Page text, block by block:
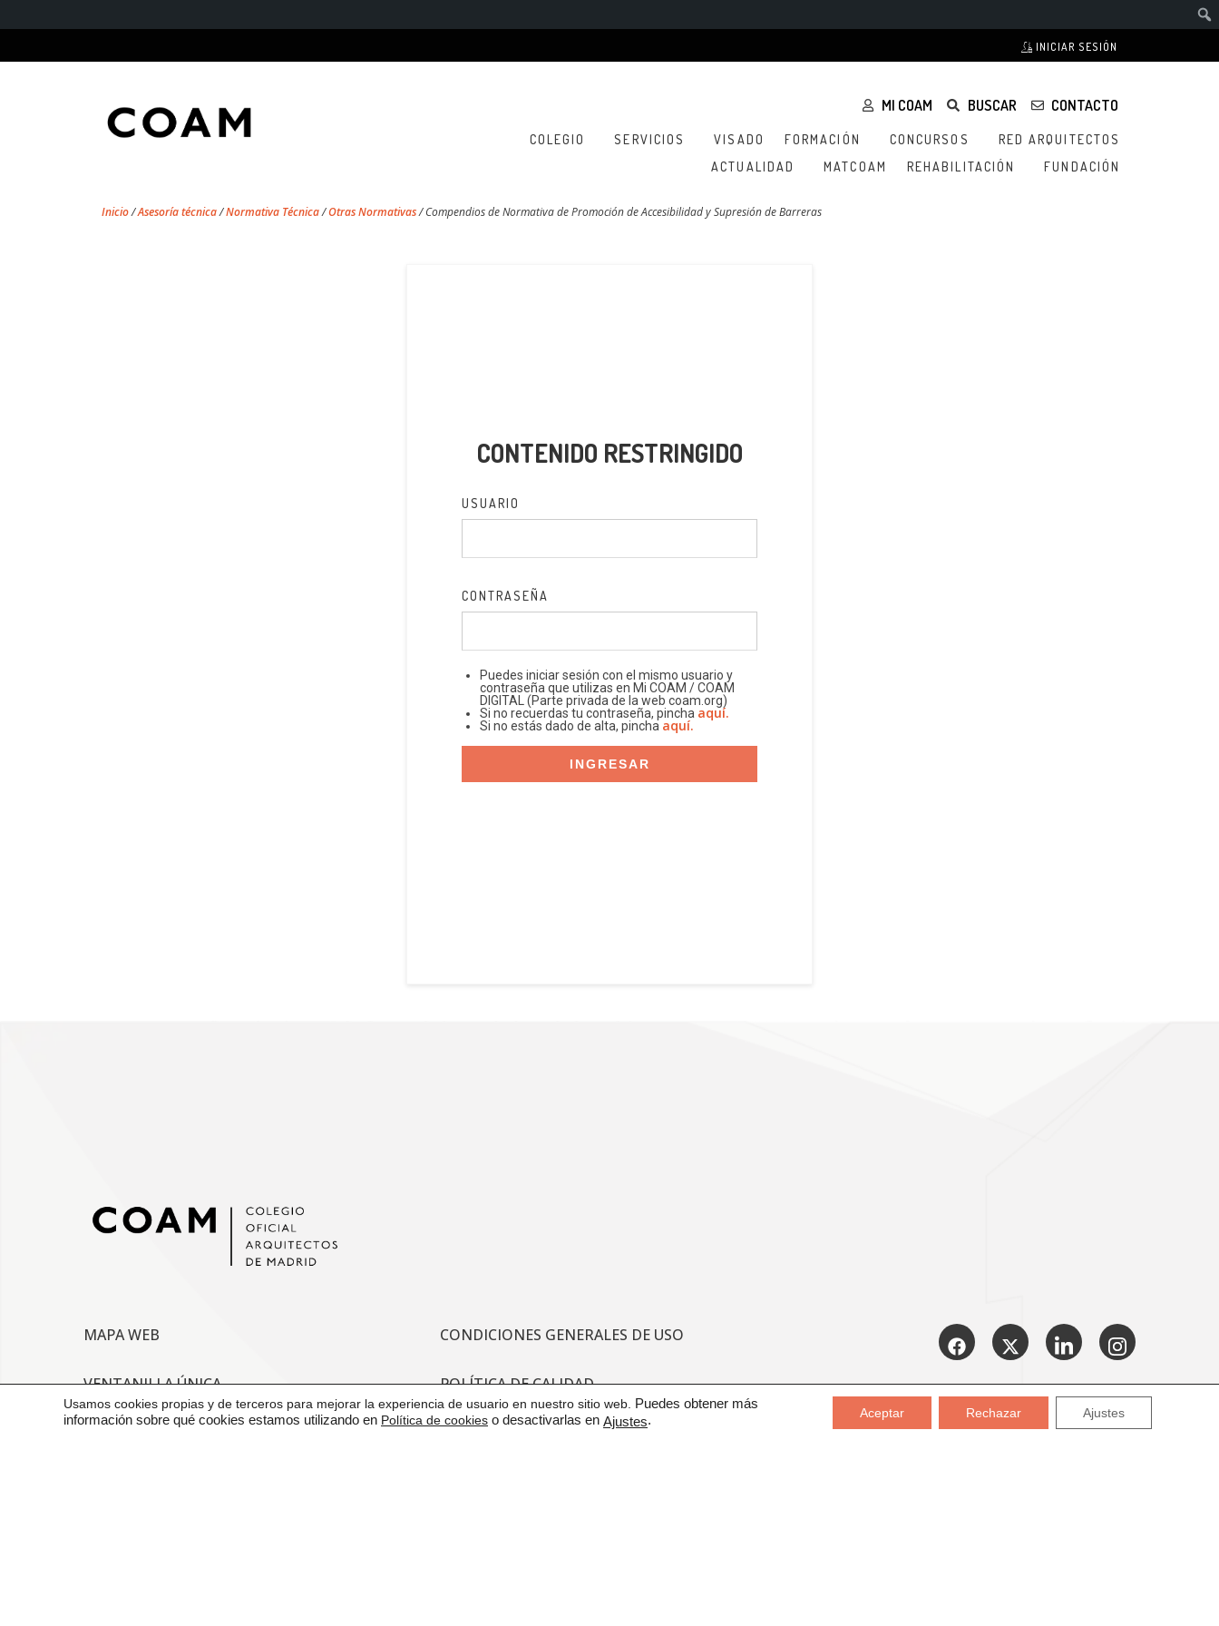
INICIAR SESIÓN
MI COAM BUSCAR CONTACTO
COLEGIO SERVICIOS VISADO FORMACIÓN CONCURSOS
RED ARQUITECTOS
ACTUALIDAD
MATCOAM REHABILITACIÓN FUNDACIÓN
Inicio/Asesoría técnica/Normativa Técnica/Otras Normativas/Compendios de Normativa de Promoción de Accesibilidad y Supresión de Barreras
CONTENIDO RESTRINGIDO
USUARIO
CONTRASEÑA
Puedes iniciar sesión con el mismo usuario y
contraseña que utilizas en Mi COAM / COAM
DIGITAL (Parte privada de la web coam.org)
Si no recuerdas tu contraseña, pincha aquí.
Si no estás dado de alta, pincha aquí.
MAPA WEB
VENTANILLA ÚNICA
CONDICIONES GENERALES DE USO
POLÍTICA DE CALIDAD
PROTECCIÓN DE DATOS
Usamos cookies propias y de terceros para mejorar la experiencia de usuario en nuestro sitio web. Puedes obtener más
información sobre qué cookies estamos utilizando en Política de cookies o desactivarlas en Ajustes.
Aceptar Rechazar Ajustes